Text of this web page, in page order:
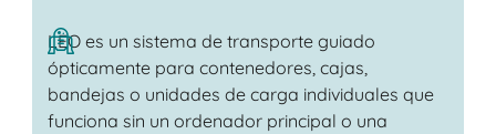
LEO es un sistema de transporte guiado
ópticamente para contenedores, cajas,
bandejas o unidades de carga individuales que
funciona sin un ordenador principal o una